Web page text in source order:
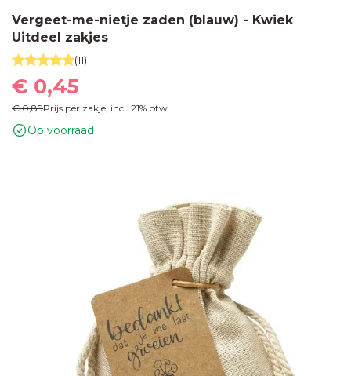
Vergeet-me-nietje zaden (blauw) - Kwiek
Uitdeel zakjes
(11)
€ 0,45
€ 0,89Prijs per zakje, incl. 21% btw
Op voorraad